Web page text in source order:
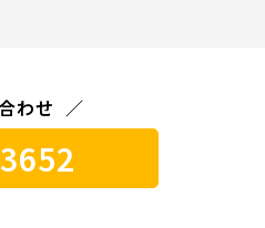
わせ